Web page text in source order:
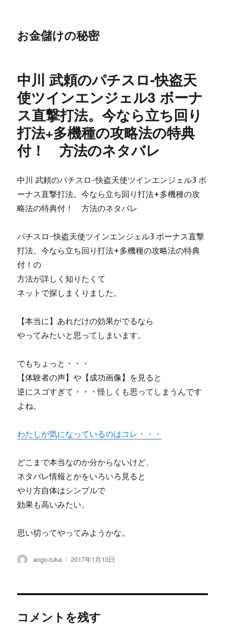
お金儲けの秘密
中川 武頼のパチスロ-快盗天
使ツインエンジェル3 ボーナ
ス直撃打法。今なら立ち回り
打法+多機種の攻略法の特典
付！ 方法のネタバレ
中川 武頼のパチスロ-快盗天使ツインエンジェル3 ボ
ーナス直撃打法。今なら立ち回り打法+多機種の攻
略法の特典付！ 方法のネタバレ
パチスロ-快盗天使ツインエンジェル3 ボーナス直撃
打法。今なら立ち回り打法+多機種の攻略法の特典
付！の
方法が詳しく知りたくて
ネットで探しまくりました。
【本当に】あれだけの効果がでるなら
やってみたいと思ってしまいます。
でもちょっと・・・
【体験者の声】や【成功画像】を見ると
逆にスゴすぎて・・・怪しくも思ってしまうんです
よね。
わたしが気になっているのはコレ・・・
どこまで本当なのか分からないけど、
ネタバレ情報とかをいろいろ見ると
やり方自体はシンプルで
効果も高いみたい。
思い切ってやってみようかな。
投
ango-tuka
投
2017年1月13日
コメントを残す